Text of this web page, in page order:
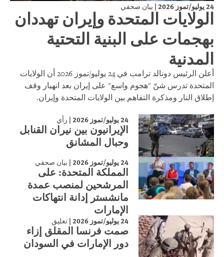
24 يوليو/تموز 2026 | بيان صحفي
الولايات المتحدة وإيران تهددان
بهجمات على البنية التحتية
المدنية
أعلن الرئيس دونالد ترامب في 24 يوليو/تموز 2026 أن الولايات
المتحدة تدرس شنّ "هجوم واسع" على إيران بعد انهيار وقف
إطلاق النار ومذكرة التفاهم بين الولايات المتحدة وإيران.
24 يوليو/تموز 2026 | رأي
الإيرانيون بين نيران القنابل
وحبال المشانق
24 يوليو/تموز 2026 | بيان صحفي
المملكة المتحدة: على
المرشحين لمنصب عمدة
مانشستر إدانة انتهاكات
الإمارات
24 يوليو/تموز 2026 |تعليق
صمت فرنسا المقلق إزاء
دور الإمارات في السودان